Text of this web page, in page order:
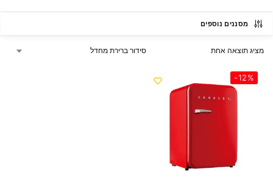
מסננים נוספים
מציג תוצאה אחת
-12%